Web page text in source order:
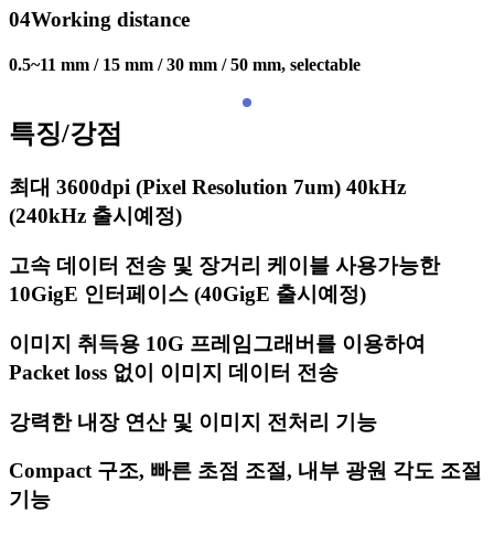
04Working distance
0.5~11 mm / 15 mm / 30 mm / 50 mm, selectable
특징/강점
최대 3600dpi (Pixel Resolution 7um) 40kHz
(240kHz 출시예정)
고속 데이터 전송 및 장거리 케이블 사용가능한
10GigE 인터페이스 (40GigE 출시예정)
이미지 취득용 10G 프레임그래버를 이용하여
Packet loss 없이 이미지 데이터 전송
강력한 내장 연산 및 이미지 전처리 기능
Compact 구조, 빠른 초점 조절, 내부 광원 각도 조절
기능